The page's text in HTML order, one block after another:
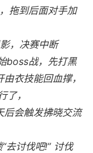
拖到后面对手加
，决赛中断
boss战，先打黑
衣技能回血撑，
，
后会触发拂晓交流
去讨伐吧!” 讨伐